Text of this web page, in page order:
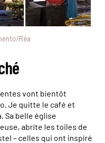
Réa
vont bientôt
Je quitte le café et
Sa belle église
abrite les toiles de
– celles qui ont inspiré